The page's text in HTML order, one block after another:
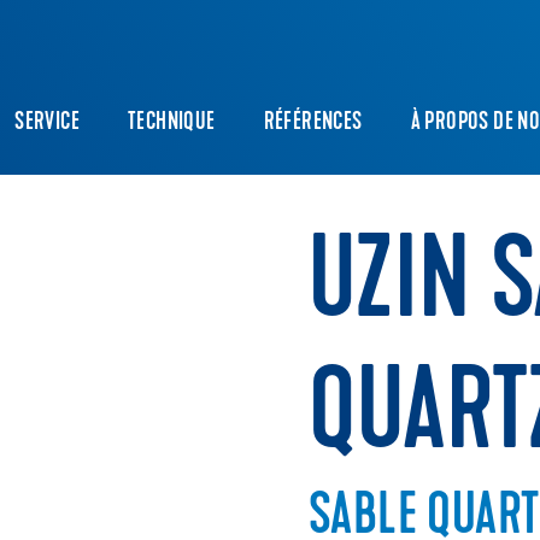
SERVICE TECHNIQUE RÉFÉRENCES À PROPOS DE
UZIN
SABLE